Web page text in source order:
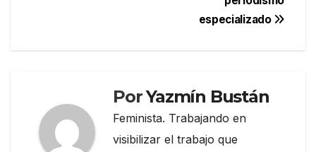
especializado
PorYazmín Bustán
Feminista. Trabajando en
visibilizar el trabajo que